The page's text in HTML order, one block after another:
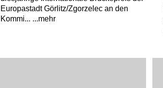
Europastadt Görlitz/Zgorzelec an den
Kommi... ...mehr